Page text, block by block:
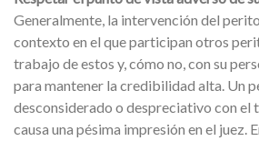
Generalmente, la intervención del
contexto en el que participan otros
trabajo de estos y, cómo no, con su
para mantener la credibilidad alta. Un
desconsiderado o despreciativo con el
causa una pésima impresión en el juez.